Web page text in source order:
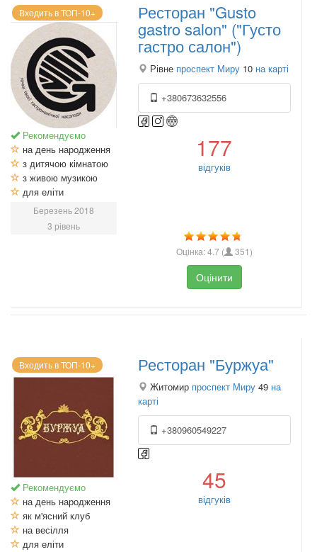
Входить в ТОП-10+
Рекомендуємо
на день народження
з дитячою кімнатою
з живою музикою
для еліти
Березень 2018
3 рівень
Ресторан "Gusto
gastro salon" ("Густо
гастро салон")
Рівне проспект Миру 10 на карті
+380673632556
177
відгуків
Оцінка:4.7 ( 351)
Оцінити
Входить в ТОП-10+
Рекомендуємо
на день народження
як м'ясний клуб
на весілля
для еліти
Ресторан "Буржуа"
Житомир проспект Миру 49 на
карті
+380960549227
45
відгуків